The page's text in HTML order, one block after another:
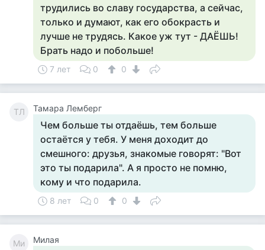
трудились во славу государства, а сейчас,
только и думают, как его обокрасть и
лучше не трудясь. Какое уж тут - ДАЁШЬ!
Брать надо и побольше!
7 лет 0 0
ТЛ Тамара Лемберг
Чем больше ты отдаёшь, тем больше
остаётся у тебя. У меня доходит до
смешного: друзья, знакомые говорят: "Вот
это ты подарила". А я просто не помню,
кому и что подарила.
8 лет 0 0
Ми Милая